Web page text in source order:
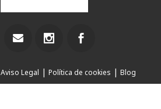
Aviso Legal | Política de cookies | Blog